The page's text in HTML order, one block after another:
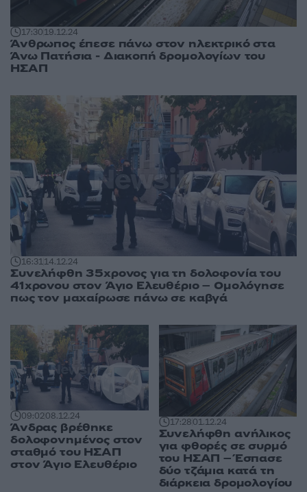
17:3019.12.24
Άνθρωπος έπεσε πάνω στον ηλεκτρικό στα
Άνω Πατήσια - Διακοπή δρομολογίων του
ΗΣΑΠ
16:3114.12.24
Συνελήφθη 35χρονος για τη δολοφονία του
41χρονου στον Άγιο Ελευθέριο – Ομολόγησε
πως τον μαχαίρωσε πάνω σε καβγά
09:0208.12.24
Άνδρας βρέθηκε
δολοφονημένος στον
σταθμό του ΗΣΑΠ
στον Άγιο Ελευθέριο
17:2801.12.24
Συνελήφθη ανήλικος
για φθορές σε συρμό
του ΗΣΑΠ – Έσπασε
δύο τζάμια κατά τη
διάρκεια δρομολογίου